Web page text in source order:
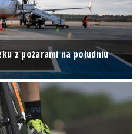
z pożarami na południu